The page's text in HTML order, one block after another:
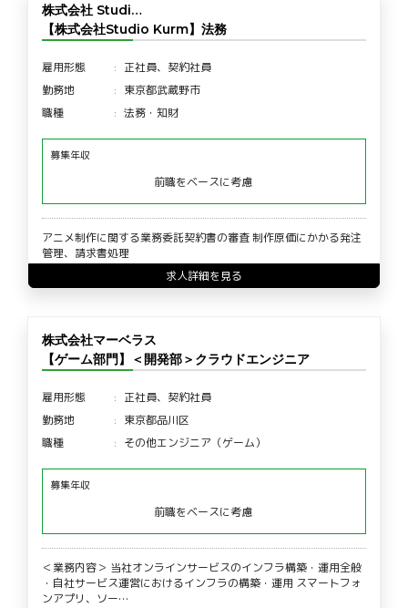
株式会社 Studi…
【株式会社Studio Kurm】法務
雇用形態
正社員、契約社員
勤務地
東京都武蔵野市
職種
法務・知財
募集年収
前職をベースに考慮
アニメ制作に関する業務委託契約書の審査 制作原価にかかる発注
管理、請求書処理
求人詳細を見る
株式会社マーベラス
【ゲーム部門】＜開発部＞クラウドエンジニア
雇用形態
正社員、契約社員
勤務地
東京都品川区
職種
その他エンジニア（ゲーム）
募集年収
前職をベースに考慮
＜業務内容＞ 当社オンラインサービスのインフラ構築・運用全般
・自社サービス運営におけるインフラの構築・運用 スマートフォ
ンアプリ、ソー…